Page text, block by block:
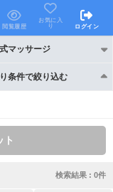
閲覧履歴
お気に入
り
ログイン
マッサージ
条件で絞り込む
条件で絞り込む
ト
検索結果 : 0件